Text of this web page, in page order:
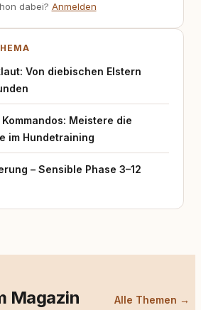
dabei? Anmelden
Von diebischen Elstern
Meistere die
im Hundetraining
– Sensible Phase 3–12
Magazin Alle Themen →